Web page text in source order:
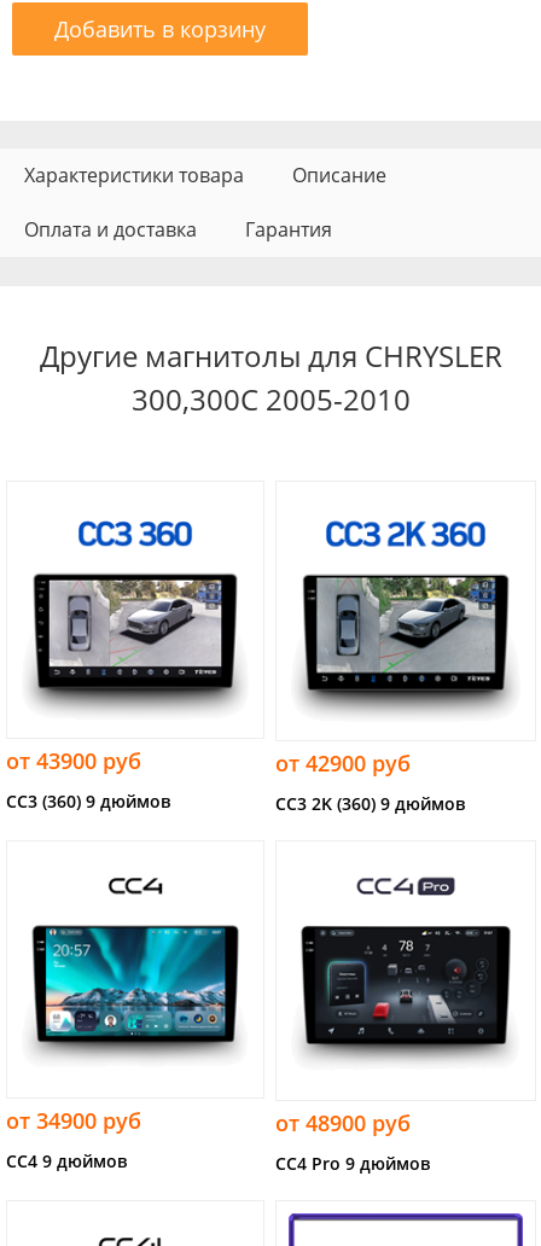
Добавить в корзину
Характеристики товара Описание
Оплата и доставка Гарантия
Другие магнитолы для CHRYSLER
300,300C 2005-2010
от 43900 руб
CC3 (360) 9 дюймов
от 42900 руб
CC3 2K (360) 9 дюймов
от 34900 руб
CC4 9 дюймов
от 48900 руб
CC4 Pro 9 дюймов